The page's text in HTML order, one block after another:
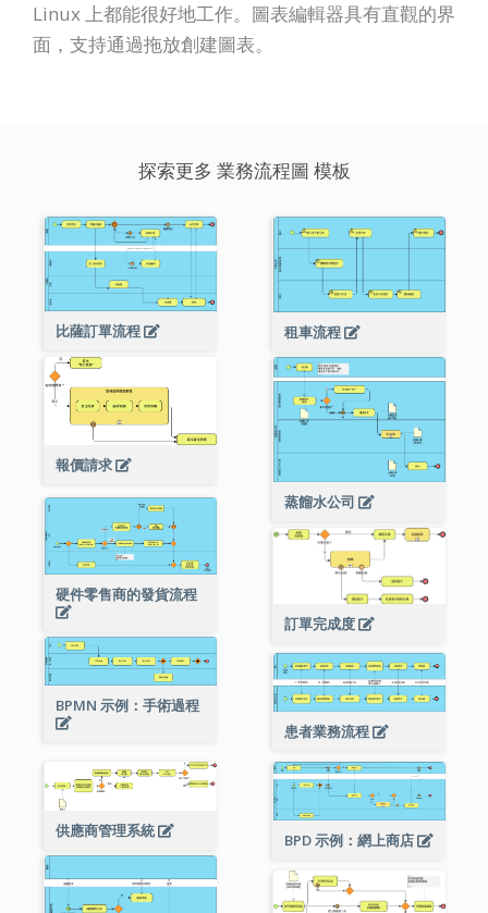
Linux 上都能很好地工作。圖表編輯器具有直觀的界
面，支持通過拖放創建圖表。
探索更多 業務流程圖 模板
比薩訂單流程 租車流程
報價請求
蒸餾水公司
硬件零售商的發貨流程
訂單完成度
BPMN 示例：手術過程
患者業務流程
供應商管理系統
BPD 示例：網上商店